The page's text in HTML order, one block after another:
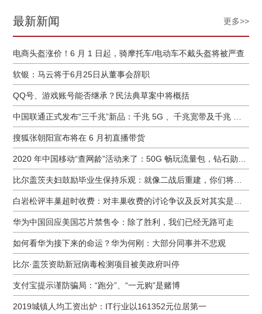
最新新闻 更多>>
电商头盔涨价！6 月 1 日起，骑摩托车/电动车不戴头盔将被严查
软银：马云将于6月25日从董事会辞职
QQ号、游戏账号能否继承？民法典草案中将概括
搜狐张朝阳宣布将在 6 月初直播带货
华为中国回应美国芯片禁售令：除了胜利，我们已经无路可走
如何看华为接下来的命运？华为何刚：大部分同事并不悲观
比尔·盖茨资助新冠病毒检测项目被美政府叫停
支付宝提示谨防骗局：“跑分”、“一元购”是赌博
2019城镇人均工资出炉：IT行业以161352元位居第一